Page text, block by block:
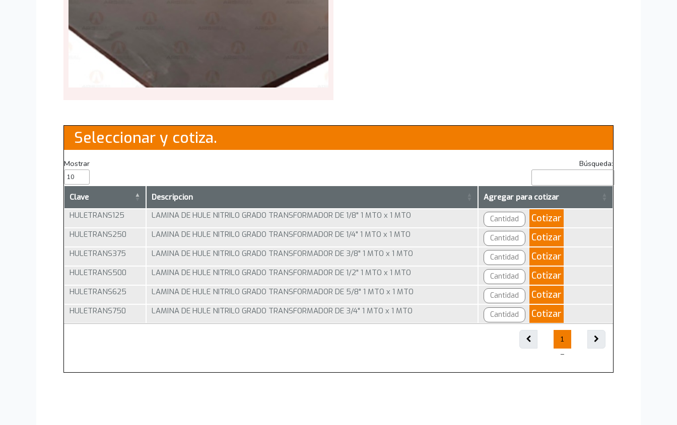
Seleccionar y cotiza.
Mostrar Búsqueda:
Clave Descripcion
Agregar para cotizar
HULETRANS125
LAMINA DE HULE NITRILO GRADO TRANSFORMADOR DE 1/8" 1 MTO x 1 MTO Cotizar
HULETRANS250 LAMINA DE HULE NITRILO GRADO TRANSFORMADOR DE 1/4" 1 MTO x 1 MTO Cotizar
HULETRANS375 LAMINA DE HULE NITRILO GRADO TRANSFORMADOR DE 3/8" 1 MTO x 1 MTO Cotizar
HULETRANS500 LAMINA DE HULE NITRILO GRADO TRANSFORMADOR DE 1/2" 1 MTO x 1 MTO Cotizar
HULETRANS625 LAMINA DE HULE NITRILO GRADO TRANSFORMADOR DE 5/8" 1 MTO x 1 MTO Cotizar
HULETRANS750 LAMINA DE HULE NITRILO GRADO TRANSFORMADOR DE 3/4" 1 MTO x 1 MTO Cotizar
1